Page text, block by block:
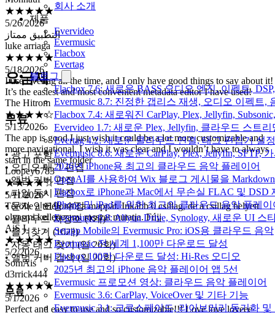
회사 소개
제품
Evervideo
Evermusic
Flacbox
Evertag
블로그
Flacbox 7.6: 새로운 BASS 오디오 엔진, 이펙트,
Evermusic 8.7: 진정한 갭리스 재생, 오디오 이펙트
Flacbox 7.4: 새로워진 CarPlay, Plex, Jellyfin,
Evervideo 1.7: 새로운 Plex, Jellyfin, 클라우드 스트
Evertag 4.2: 새로운 클라우드 연결, 태그 편집기 설
Evermusic 8.6: 새로운 CarPlay, Plex, Jellyfin, SFTP,
2026년 iPhone용 최고의 클라우드 음악 플레이어
OpenAI를 사용하여 Wix 블로그 게시물을
Flacbox로 iPhone과 Mac에서 무손실 FLAC 및 DSD
iPhone 및 iPad를 위한 최고의 클라우드 음악 플레이
Evermusic 6.8: Aliyun Drive, Synology, 새로운 UI 스
Setapp Mobile의 Evermusic Pro: iOS용 클라우드 음악
Evermusic 전 세계 1,100만 다운로드 달성
Flacbox 100만 다운로드 달성: Hi-Res 오디오
2025년 최고의 iPhone 음악 플레이어 앱 5선
Evermusic 프로모션 영상: 클라우드 음악 플레이어
Evermusic 3.6: CarPlay, VoiceOver 및 기타 기능
Evermusic 3.1: 크로스페이드, 라이브러리 동기화 및
5/26/2026
التطبيق ممتاز
luke arriaga
★★★★★
5/18/2026
I use Evertag all the time, and I only have good things to say about it!
It’s the easiest and most convenient metadata editor I have used!
The Hitrom
★★★★☆
5/13/2026
The app is good I just wish it could be a lot more customizable and
more navigational, I wish it was clear and I wouldn’t have to always
start in the same folder
Loopey6783
★★★★☆
5/11/2026
Törölte a telefonról a mappát. Inkább 0 csillag, de a csillag helyett
olyasmi kellene ami rosszat mutatja. Fújj
AiS I
★★★★★
5/2/2026
SomAis
d3rrick444
★★★★★
5/1/2026
Perfect and easy to use and so customizable!!! Love love loveee
Njjjjjj1
요금제
무료
• 광고 포함
• 오디오 태그 편집
• 앨범 커버 편집
• 파일 동시 편집
• 문자 인코딩 수정
• 클라우드 저장소 (1개)
• 즐겨찾기 (10개)
• 자동 태그 찾기 (일 20회)
• 앨범 커버 검색 (일 20회)
무료